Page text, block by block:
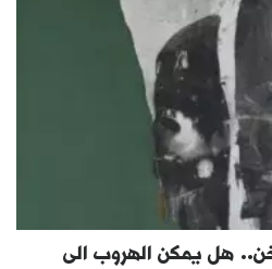
هل يمكن الهروب الى